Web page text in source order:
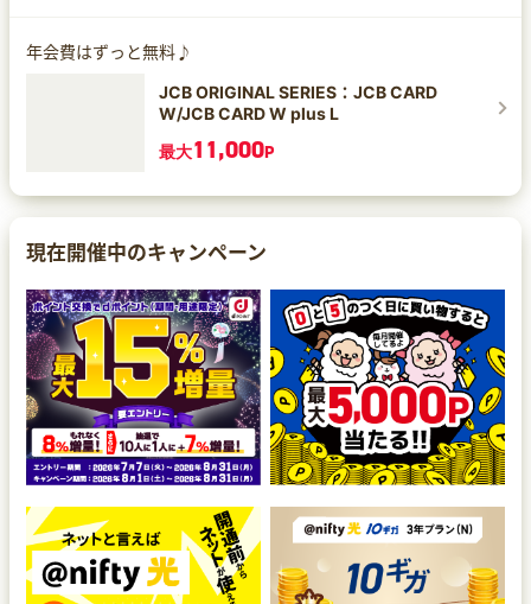
年会費はずっと無料♪
JCB ORIGINAL SERIES：JCB CARD
W/JCB CARD W plus L
最大11,000P
現在開催中のキャンペーン